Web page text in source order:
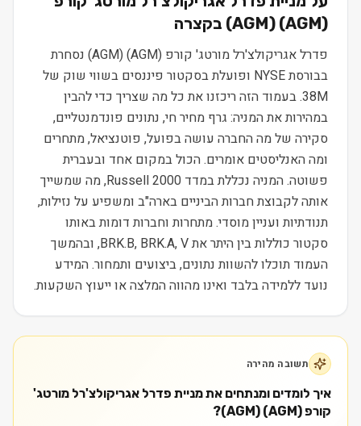
(AGM)
(
AGM) בקצרה
פדרל אגריקולצ'רל מורטג' קורפ (AGM) (AGM) נסחרת
בבורסת NYSE ופועלת בסקטור פיננסים בשווי שוק של
38M. בעמוד הזה ריכזנו את כל מה שצריך כדי להבין
במהירות את המניה: גרף מחיר חי, נתונים פונדמנטליים,
סקירה של מה החברה עושה בפועל, פוטנציאל, מתחרים
ומה האנליסטים אומרים. הכול במקום אחד ובעברית
פשוטה. המניה נכללת במדד Russell 2000, מה שמשייך
אותה לקבוצת חברות הביניים בארה"ב ומשפיע על נזילות,
תנודתיות ועניין מוסדי. מתחרות וחברות דומות באותו
סקטור כוללות בין היתר את BRK.B, BRK.A, V, ובהמשך
העמוד תוכלו להשוות נתונים, ביצועים ותמחור. המידע
נועד ללמידה בלבד ואינו מהווה המלצה או ייעוץ השקעות.
תשובה מהירה
איך לומדים ומנתחים את מניית פדרל אגריקולצ'רל מורטג'
קורפ (AGM) (AGM)?